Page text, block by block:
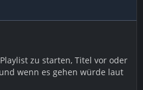
zu starten, Titel vor oder
wenn es gehen würde laut